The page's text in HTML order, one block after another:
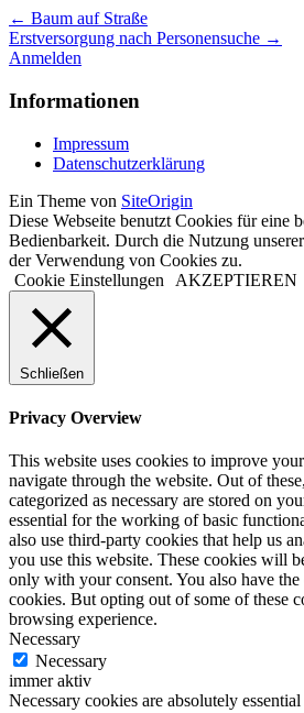
← Baum auf Straße
Erstversorgung nach Personensuche →
Anmelden
Informationen
Impressum
Datenschutzerklärung
Ein Theme von SiteOrigin
Diese Webseite benutzt Cookies für eine
Bedienbarkeit. Durch die Nutzung
der Verwendung von Cookies zu.
Cookie Einstellungen
AKZEPTIEREN
Schließen
Privacy Overview
This website uses cookies to improve
navigate through the website. Out of
categorized as necessary are stored on
essential for the working of basic
also use third-party cookies that help us
you use this website. These cookies will
only with your consent. You also have
cookies. But opting out of some of these
browsing experience.
Necessary
Necessary
immer aktiv
Necessary cookies are absolutely